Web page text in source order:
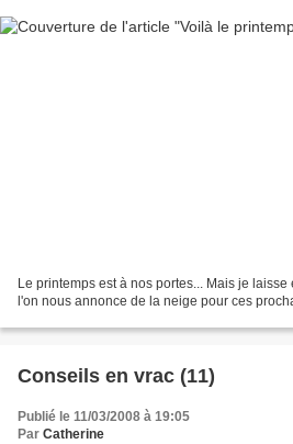
Le printemps est à nos portes... Mais je
l'on nous annonce de la neige pour ces
Conseils en vrac (11)
Publié le 11/03/2008 à 19:05
Par Catherine